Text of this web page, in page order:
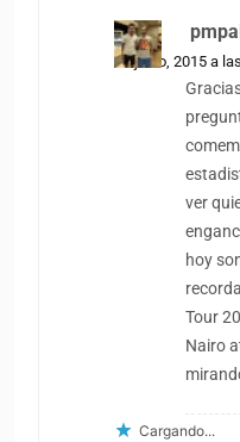
25 junio, 2015 a
ver
hoy
Tour
Nairo
Cargando...